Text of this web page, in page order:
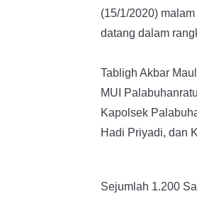
(15/1/2020)
datang dalam
Tabligh Akbar
MUI
Kapolsek
Hadi Priyadi, dan
Sejumlah 1.200